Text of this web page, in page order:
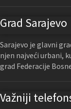
Grad Sarajevo
Sarajevo je glavni
njen najveći urbani,
grad Federacije
Važniji